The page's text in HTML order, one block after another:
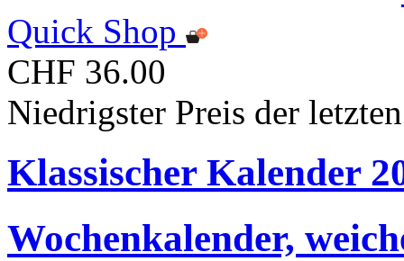
Quick Shop
CHF 36.00
Niedrigster Preis der
Klassischer Kalender
Wochenkalender,